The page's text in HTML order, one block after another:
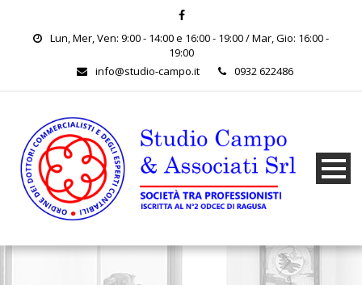
Lun, Mer, Ven: 9:00 - 14:00 e 16:00 - 19:00 / Mar, Gio: 16:00 -
19:00
info@studio-campo.it
0932 622486